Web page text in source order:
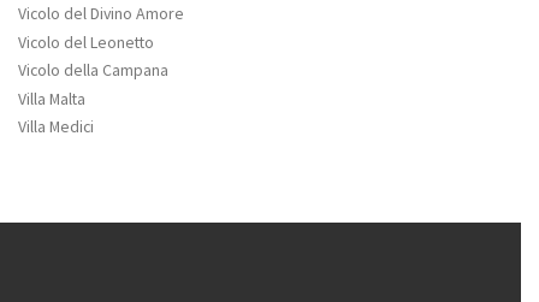
Vicolo del Divino Amore
Vicolo del Leonetto
Vicolo della Campana
Villa Malta
Villa Medici